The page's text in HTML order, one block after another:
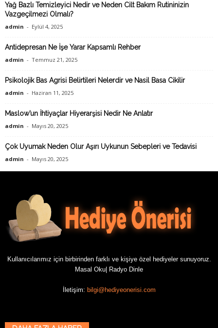
Yağ Bazlı Temizleyici Nedir ve Neden Cilt Bakım Rutininizin
Vazgeçilmezi Olmalı?
admin - Eylül 4, 2025
Antidepresan Ne İşe Yarar Kapsamlı Rehber
admin - Temmuz 21, 2025
Psikolojik Bas Agrisi Belirtileri Nelerdir ve Nasil Basa Cikilir
admin - Haziran 11, 2025
Maslow’un İhtiyaçlar Hiyerarşisi Nedir Ne Anlatır
admin - Mayıs 20, 2025
Çok Uyumak Neden Olur Aşırı Uykunun Sebepleri ve Tedavisi
admin - Mayıs 20, 2025
Kullanıcılarımız için birbirinden farklı ve kişiye özel hediyeler sunuyoruz.
Masal Oku| Radyo Dinle
İletişim: bilgi@hediyeonerisi.com